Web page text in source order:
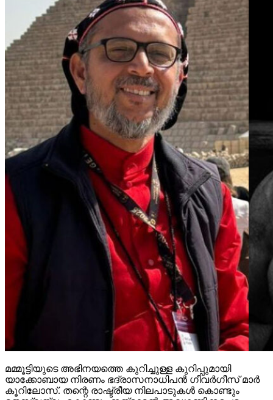
മമ്മൂട്ടിയുടെ അഭിനയത്തെ കുറിച്ചുള്ള കുറിപ്പുമായി
യാക്കോബായ നിരണം ഭദ്രാസനാധിപന്‍ ഗീവര്‍ഗീസ് മാര്‍
കൂറിലോസ്. തന്റെ രാഷ്ട്രീയ നിലപാടുകള്‍ കൊണ്ടും